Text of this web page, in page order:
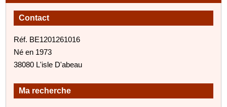
Contact
Réf. BE1201261016
Né en 1973
38080 L'isle D'abeau
Ma recherche